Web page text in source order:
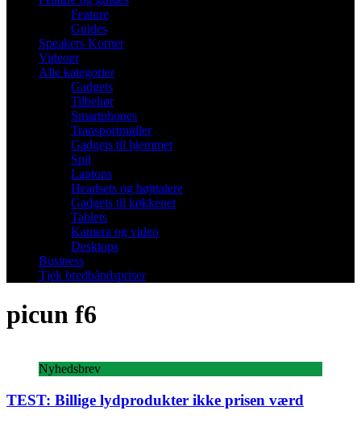
Feature
Guides
Speakers Korner
Videoer
Alle kategorier
Gadgets
Tilbehør
Smartphones
Transportmidler
Gadgets til hjemmet
Spil
Laptops
Headsets og højttalere
Gadgets til køkkenet
Tablets
Kamera og video
Desktops
Business
Tjek bredbåndspriser
picun f6
Nyhedsbrev
TEST: Billige lydprodukter ikke prisen værd